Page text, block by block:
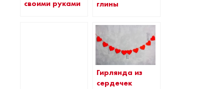
своими руками
глины
Гирлянда из
сердечек